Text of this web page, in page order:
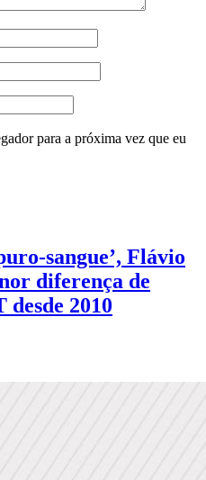
para a próxima vez que eu
sangue’, Flávio
diferença de
2010